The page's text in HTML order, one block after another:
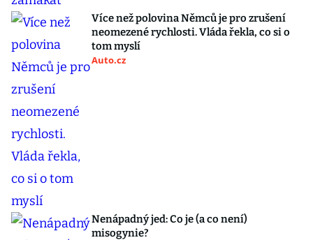
Více než polovina Němců je pro zrušení
neomezené rychlosti. Vláda řekla, co si o
tom myslí
Auto.cz
Nenápadný jed: Co je (a co není)
misogynie?